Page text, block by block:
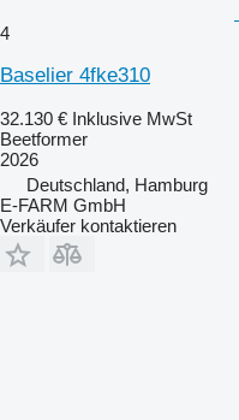
4
Baselier 4fke310
32.130 € Inklusive MwSt
Beetformer
2026
Deutschland, Hamburg
E-FARM GmbH
Verkäufer kontaktieren